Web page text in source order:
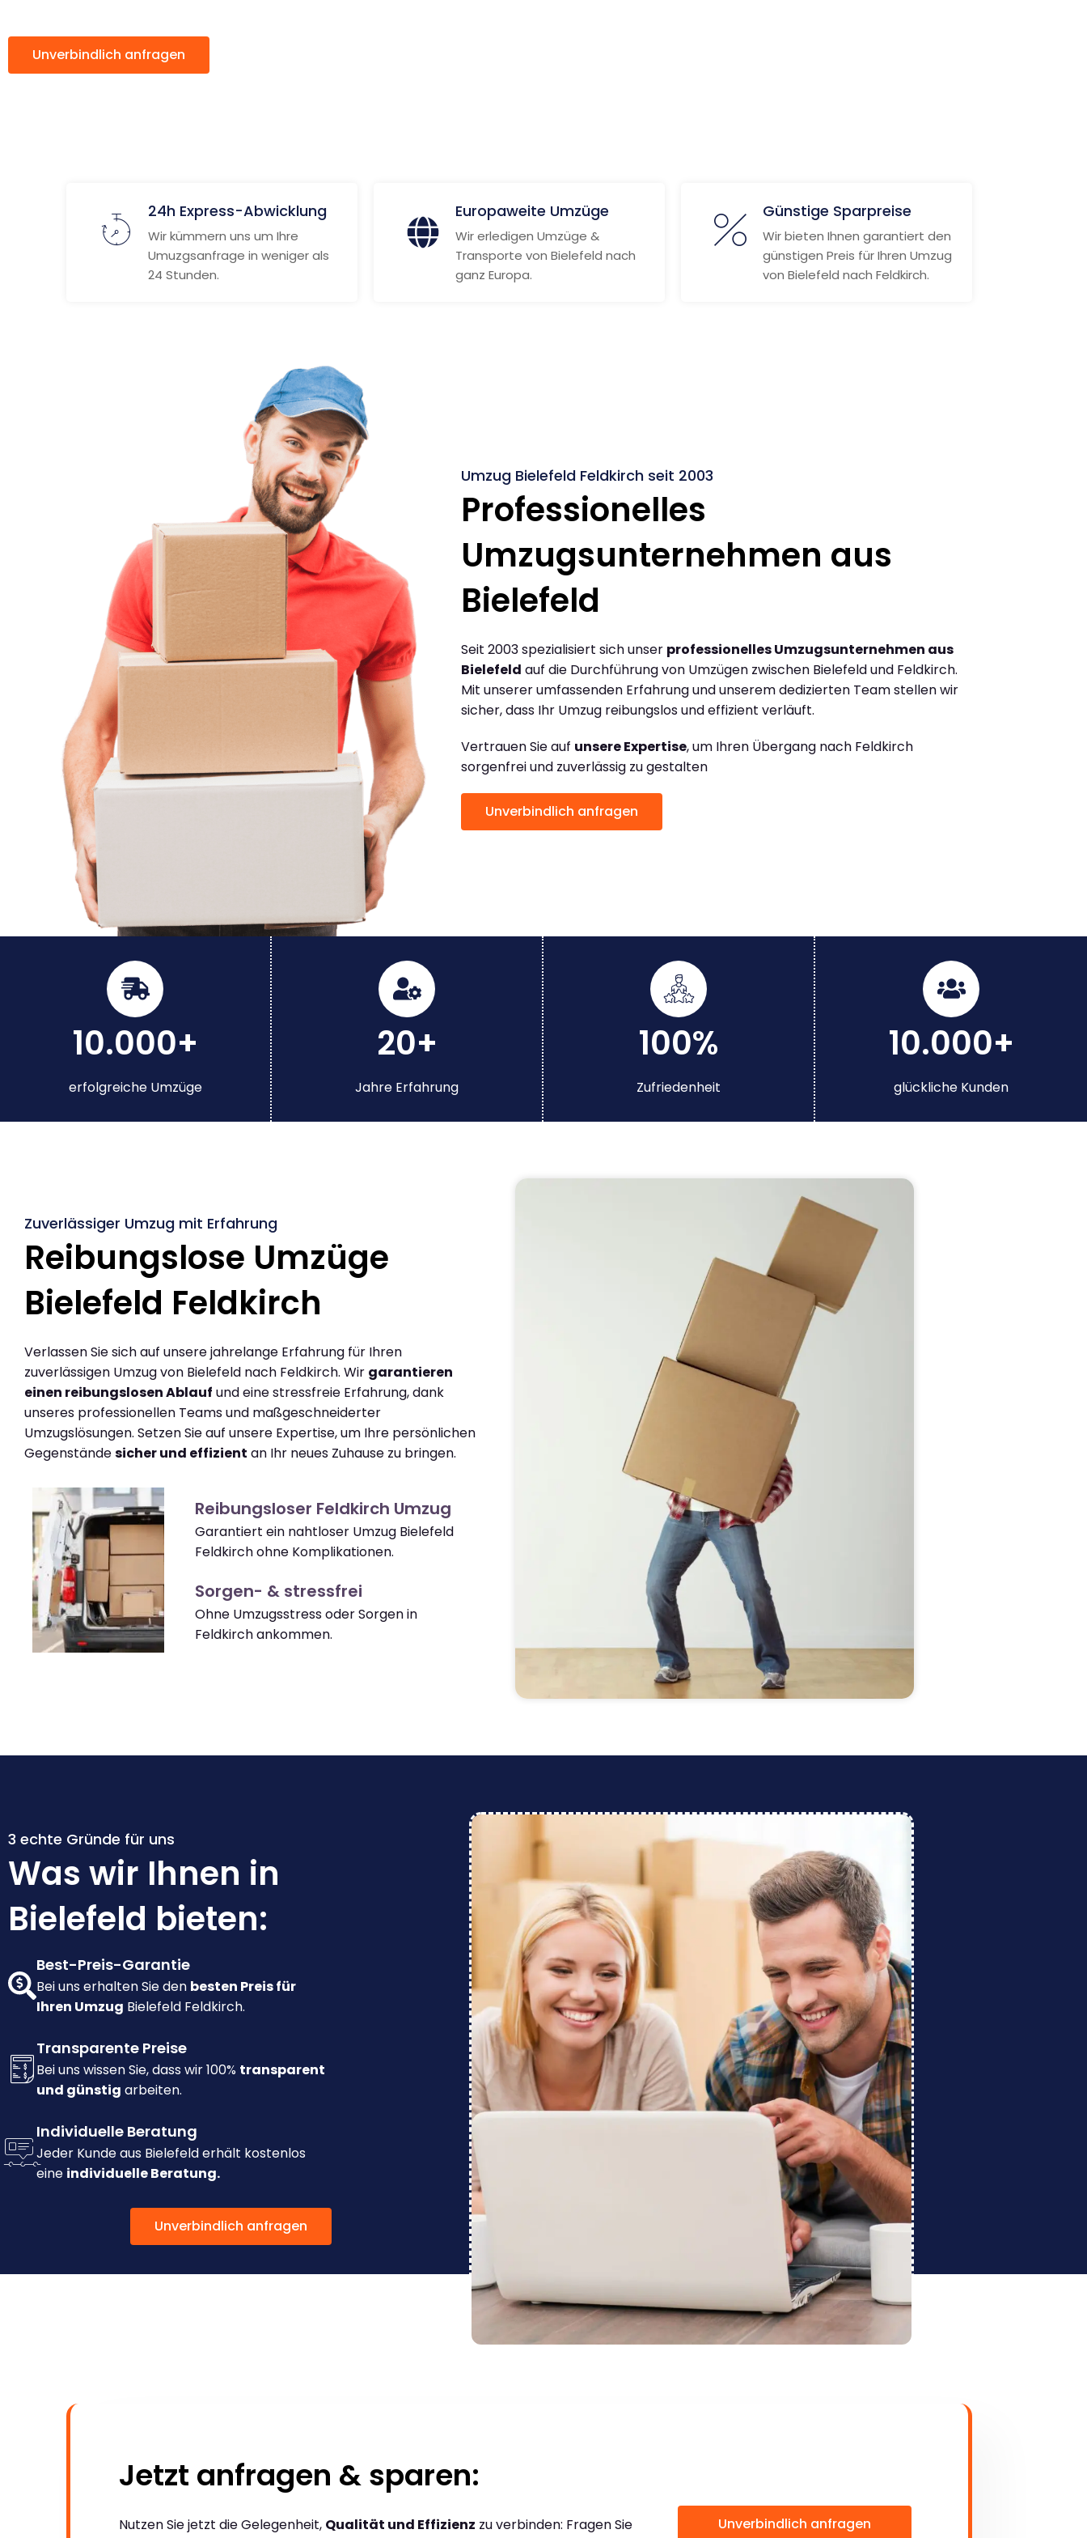
Unverbindlich anfragen
24h Express-Abwicklung
Wir kümmern uns um Ihre
Umuzgsanfrage in weniger als
24 Stunden.
Europaweite Umzüge
Wir erledigen Umzüge &
Transporte von Bielefeld nach
ganz Europa.
Günstige Sparpreise
Wir bieten Ihnen garantiert den
günstigen Preis für Ihren Umzug
von Bielefeld nach Feldkirch.
Umzug Bielefeld Feldkirch seit 2003
Professionelles
Umzugsunternehmen aus
Bielefeld
Seit 2003 spezialisiert sich unser professionelles Umzugsunternehmen aus
Bielefeld auf die Durchführung von Umzügen zwischen Bielefeld und Feldkirch.
Mit unserer umfassenden Erfahrung und unserem dedizierten Team stellen wir
sicher, dass Ihr Umzug reibungslos und effizient verläuft.
Vertrauen Sie auf unsere Expertise, um Ihren Übergang nach Feldkirch
sorgenfrei und zuverlässig zu gestalten
Unverbindlich anfragen
10.000+
erfolgreiche Umzüge
20+
Jahre Erfahrung
100%
Zufriedenheit
10.000+
glückliche Kunden
Zuverlässiger Umzug mit Erfahrung
Reibungslose Umzüge
Bielefeld Feldkirch
Verlassen Sie sich auf unsere jahrelange Erfahrung für Ihren
zuverlässigen Umzug von Bielefeld nach Feldkirch. Wir garantieren
einen reibungslosen Ablauf und eine stressfreie Erfahrung, dank
unseres professionellen Teams und maßgeschneiderter
Umzugslösungen. Setzen Sie auf unsere Expertise, um Ihre persönlichen
Gegenständesicher und effizient an Ihr neues Zuhause zu bringen.
Reibungsloser Feldkirch Umzug
Garantiert ein nahtloser Umzug Bielefeld
Feldkirch ohne Komplikationen.
Sorgen- & stressfrei
Ohne Umzugsstress oder Sorgen in
Feldkirch ankommen.
3 echte Gründe für uns
Was wir Ihnen in
Bielefeld bieten:
Best-Preis-Garantie
Bei uns erhalten Sie den besten Preis für
Ihren Umzug Bielefeld Feldkirch.
Transparente Preise
Bei uns wissen Sie, dass wir 100% transparent
und günstig arbeiten.
Individuelle Beratung
Jeder Kunde aus Bielefeld erhält kostenlos
eine individuelle Beratung.
Unverbindlich anfragen
Jetzt anfragen & sparen:
Nutzen Sie jetzt die Gelegenheit, Qualität und Effizienz zu verbinden: Fragen Sie
Unverbindlich anfragen